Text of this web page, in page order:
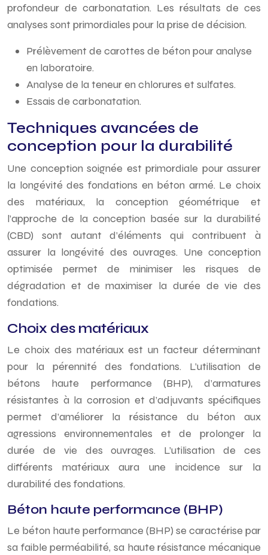
profondeur de carbonatation. Les résultats de ces
analyses sont primordiales pour la prise de décision.
Prélèvement de carottes de béton pour analyse
en laboratoire.
Analyse de la teneur en chlorures et sulfates.
Essais de carbonatation.
Techniques avancées de
conception pour la durabilité
Une conception soignée est primordiale pour assurer
la longévité des fondations en béton armé. Le choix
des matériaux, la conception géométrique et
l’approche de la conception basée sur la durabilité
(CBD) sont autant d’éléments qui contribuent à
assurer la longévité des ouvrages. Une conception
optimisée permet de minimiser les risques de
dégradation et de maximiser la durée de vie des
fondations.
Choix des matériaux
Le choix des matériaux est un facteur déterminant
pour la pérennité des fondations. L’utilisation de
bétons haute performance (BHP), d’armatures
résistantes à la corrosion et d’adjuvants spécifiques
permet d’améliorer la résistance du béton aux
agressions environnementales et de prolonger la
durée de vie des ouvrages. L’utilisation de ces
différents matériaux aura une incidence sur la
durabilité des fondations.
Béton haute performance (BHP)
Le béton haute performance (BHP) se caractérise par
sa faible perméabilité, sa haute résistance mécanique